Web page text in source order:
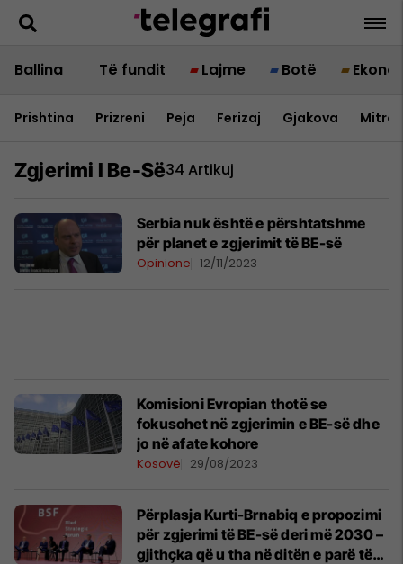
Ballina Të fundit Lajme Botë
Prishtina Prizreni Peja Ferizaj Gjakova
Zgjerimi I Be-Së34 Artikuj
Serbia nuk është e përshtatshme
për planet e zgjerimit të BE-së
Opinione 12/11/2023
Komisioni Evropian thotë se
fokusohet në zgjerimin e BE-së dhe
jo në afate kohore
Kosovë 29/08/2023
Përplasja Kurti-Brnabiq e propozimi
për zgjerimi të BE-së deri më 2030 –
gjithçka që u tha në ditën e parë të